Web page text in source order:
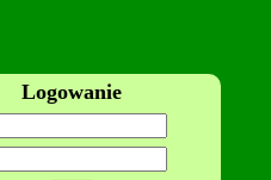
Logowanie